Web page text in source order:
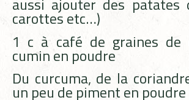
aussi ajouter des patates
carottes etc…)
1 c à café de graines
cumin en poudre
Du curcuma, de la
un peu de piment en poudre